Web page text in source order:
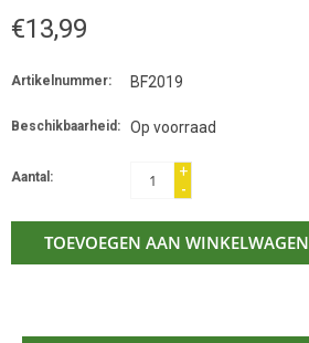
€13,99
Artikelnummer: BF2019
Beschikbaarheid: Op voorraad
Aantal:
+
-
TOEVOEGEN AAN WINKELWAGEN